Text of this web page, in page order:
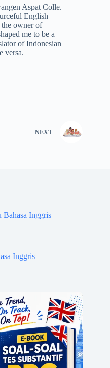
Aspat Colle.
English
the owner of
me to be a
of Indonesian
versa.
NEXT
Bahasa Inggris
Inggris